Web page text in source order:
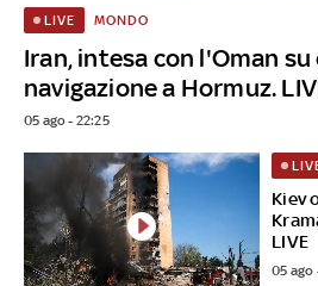
Iran, intesa con l'Oman
navigazione a Hormuz.
LIVE MONDO
05 ago - 22:25
Kiev
LIVE
05 ago